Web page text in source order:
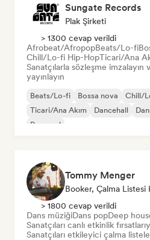
Sungate Records
Plak Şirketi
> 1300 cevap verildi
Afrobeat/AfropopBeats/Lo-fi
Chill/Lo-fi Hip-HopTicari/Ana
Sanatçılarla sözleşme imzalayın
yayınlayın
Beats/Lo-fi Bossa nova
Chill/
Ticari/Ana Akım
Dancehall
Pop soul
Tommy Menger
Booker, Çalma Listesi
> 1800 cevap verildi
Dans müziğiDans popDeep
Sanatçıları canlı etkinlik
Sanatçıları etkileyici çalma